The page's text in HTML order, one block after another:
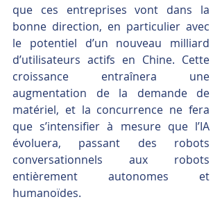
que ces entreprises vont dans la
bonne direction, en particulier avec
le potentiel d’un nouveau milliard
d’utilisateurs actifs en Chine. Cette
croissance entraînera une
augmentation de la demande de
matériel, et la concurrence ne fera
que s’intensifier à mesure que l’IA
évoluera, passant des robots
conversationnels aux robots
entièrement autonomes et
humanoïdes.